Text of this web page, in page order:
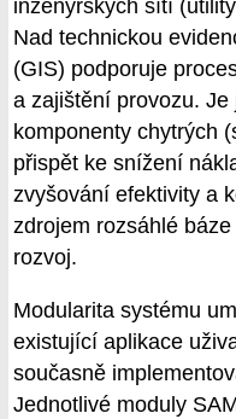
inženýrských sítí
Nad technickou
(GIS) podporuje
a zajištění provozu.
komponenty chytrých
přispět ke snížení
zvyšování efektivity a
zdrojem rozsáhlé
rozvoj.
Modularita systému
existující aplikace
současně
Jednotlivé moduly